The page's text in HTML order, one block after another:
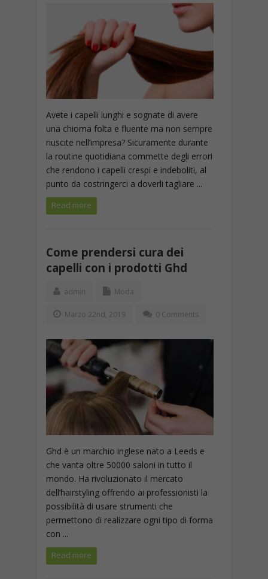
Avete i capelli lunghi e sognate di avere
una chioma folta e fluente ma non sempre
riuscite nell’impresa? Sicuramente durante
la routine quotidiana commette degli errori
che rendono i capelli crespi e indeboliti, al
punto da costringerci a doverli tagliare ...
Read more
Come prendersi cura dei
capelli con i prodotti Ghd
admin Moda
Marzo 22nd, 2019 0 Comments
Ghd è un marchio inglese nato a Leeds e
che vanta oltre 50000 saloni in tutto il
mondo. Ha rivoluzionato il mercato
dell’hairstyling offrendo ai professionisti la
possibilità di usare strumenti che
permettono di realizzare ogni tipo di forma
con ...
Read more